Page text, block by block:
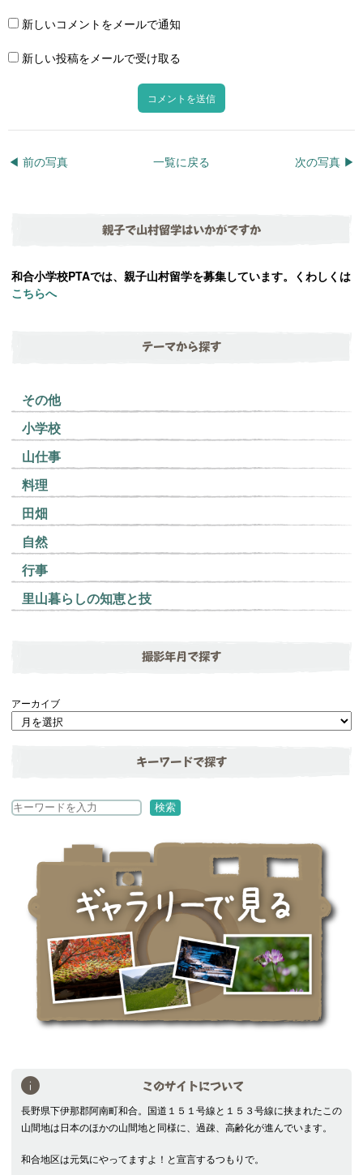
新しいコメントをメールで通知
新しい投稿をメールで受け取る
◀︎ 前の写真 次の写真 ▶︎
一覧に戻る
親子で山村留学はいかがですか
和合小学校PTAでは、親子山村留学を募集しています。くわしくは
こちらへ
テーマから探す
その他
小学校
山仕事
料理
田畑
自然
行事
里山暮らしの知恵と技
撮影年月で探す
アーカイブ
キーワードで探す
検
検索
このサイトについて
長野県下伊那郡阿南町和合。国道１５１号線と１５３号線に挟まれたこの
山間地は日本のほかの山間地と同様に、過疎、高齢化が進んでいます。
和合地区は元気にやってますよ！と宣言するつもりで。